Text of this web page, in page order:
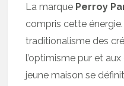
La marque Perroy
compris cette
traditionalisme des
l’optimisme pur et
jeune maison se